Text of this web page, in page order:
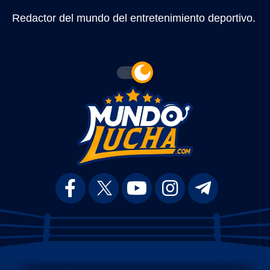
Redactor del mundo del entretenimiento deportivo.